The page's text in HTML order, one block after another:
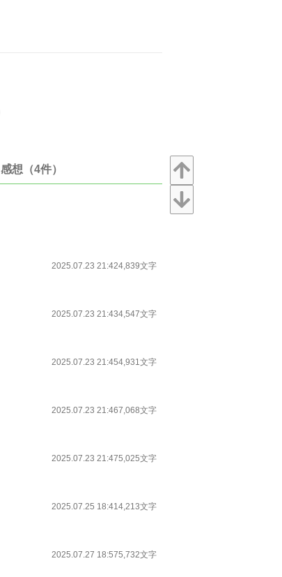
感想（4件）
2025.07.23 21:424,839文字
2025.07.23 21:434,547文字
2025.07.23 21:454,931文字
2025.07.23 21:467,068文字
2025.07.23 21:475,025文字
2025.07.25 18:414,213文字
2025.07.27 18:575,732文字